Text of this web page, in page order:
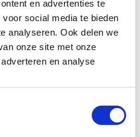
en advertenties te
social media te bieden
analyseren. Ook delen we
onze site met onze
en analyse
dan eens
&